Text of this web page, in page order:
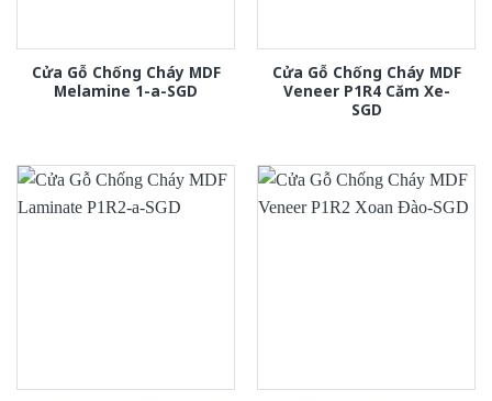
Cửa Gỗ Chống Cháy MDF
Melamine 1-a-SGD
Cửa Gỗ Chống Cháy MDF
Veneer P1R4 Căm Xe-
SGD